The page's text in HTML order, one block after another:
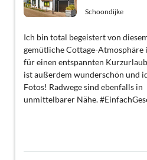
Schoondijke
Ich bin total begeistert von
gemütliche Cottage-Atmosphäre
für einen entspannten
ist außerdem wunderschön und
Fotos! Radwege sind ebenfalls in
unmittelbarer Nähe.